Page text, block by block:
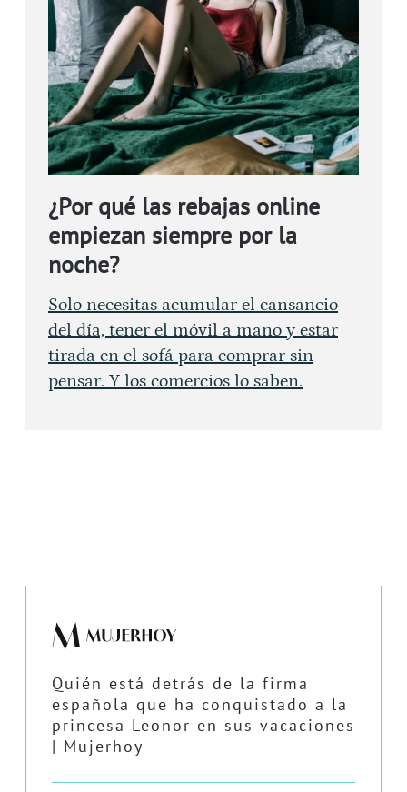
¿Por qué las rebajas online
empiezan siempre por la
noche?
Solo necesitas acumular el cansancio
del día, tener el móvil a mano y estar
tirada en el sofá para comprar sin
pensar. Y los comercios lo saben.
Quién está detrás de la firma
española que ha conquistado a la
princesa Leonor en sus vacaciones
| Mujerhoy